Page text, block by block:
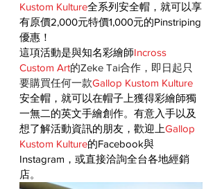
Kustom Kulture全系列安全帽，就可以享
有原價2,000元特價1,000元的Pinstriping
優惠！
這項活動是與知名彩繪師Incross
Custom Art的Zeke Tai合作，即日起只
要購買任何一款Gallop Kustom Kulture
安全帽，就可以在帽子上獲得彩繪師獨
一無二的英文手繪創作。有意入手以及
想了解活動資訊的朋友，歡迎上Gallop
Kustom Kulture的Facebook與
Instagram，或直接洽詢全台各地經銷
店。